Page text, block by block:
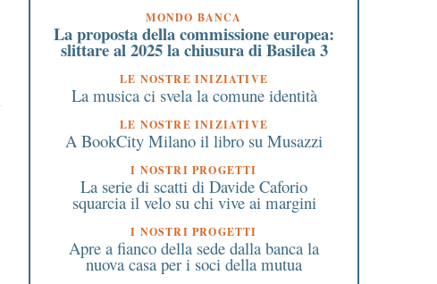
MONDO BANCA
La proposta della commissione europea:
slittare al 2025 la chiusura di Basilea 3
LE NOSTRE INIZIATIVE
La musica ci svela la comune identità
LE NOSTRE INIZIATIVE
A BookCity Milano il libro su Musazzi
I NOSTRI PROGETTI
La serie di scatti di Davide Caforio
squarcia il velo su chi vive ai margini
I NOSTRI PROGETTI
Apre a fianco della sede dalla banca la
nuova casa per i soci della mutua